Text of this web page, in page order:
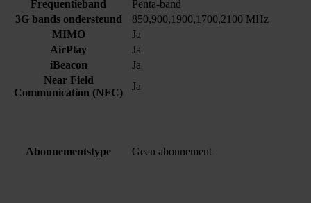
Frequentieband
Penta-band
3G bands ondersteund
850,900,1900,1700,2100 MHz
MIMO
Ja
AirPlay
Ja
iBeacon
Ja
Near Field
Communication (NFC)
Ja
Abonnementstype Geen abonnement